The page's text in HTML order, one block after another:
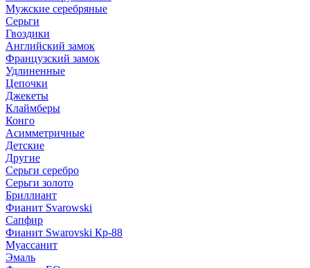
Мужские серебряные
Серьги
Гвоздики
Английский замок
Французский замок
Удлиненные
Цепочки
Джекеты
Клаймберы
Конго
Асимметричные
Детские
Другие
Серьги серебро
Серьги золото
Бриллиант
Фианит Svarowski
Сапфир
Фианит Swarovski Кр-88
Муассанит
Эмаль